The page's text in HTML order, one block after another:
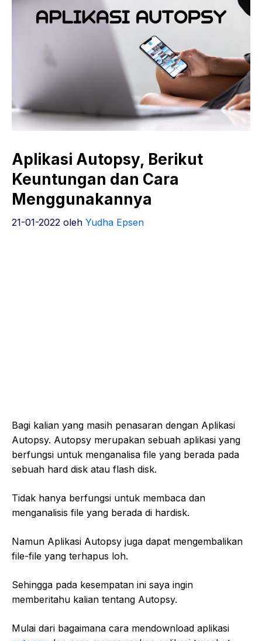
Aplikasi Autopsy, Berikut
Keuntungan dan Cara
Menggunakannya
21-01-2022 oleh Yudha Epsen
Bagi kalian yang masih penasaran dengan Aplikasi
Autopsy. Autopsy merupakan sebuah aplikasi yang
berfungsi untuk menganalisa file yang berada pada
sebuah hard disk atau flash disk.
Tidak hanya berfungsi untuk membaca dan
menganalisis file yang berada di hardisk.
Namun Aplikasi Autopsy juga dapat mengembalikan
file-file yang terhapus loh.
Sehingga pada kesempatan ini saya ingin
memberitahu kalian tentang Autopsy.
Mulai dari bagaimana cara mendownload aplikasi